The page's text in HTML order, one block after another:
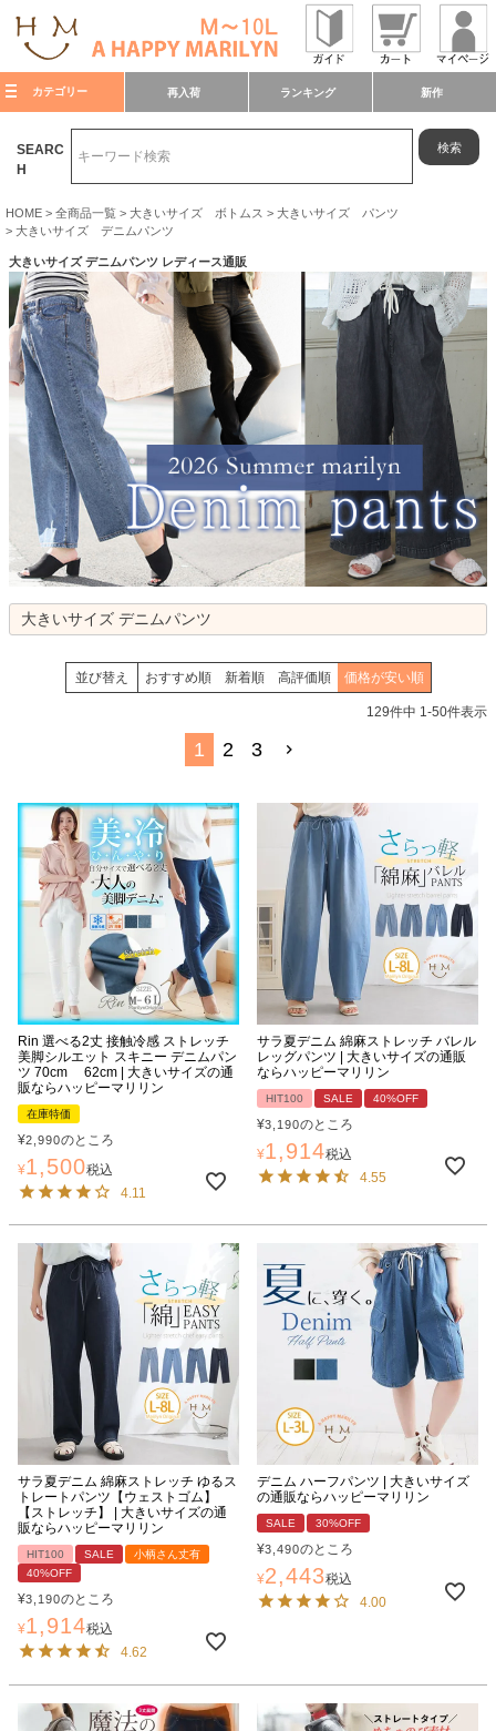
カテゴリー 再入荷 ランキング 新作
SEARC
H
検索
HOME 全商品一覧 大きいサイズ ボトムス
大きいサイズ パンツ
大きいサイズ デニムパンツ
大きいサイズ デニムパンツ レディース通販
大きいサイズ デニムパンツ
並び替え おすすめ順 新着順 高評価順 価格が安い順
129件中 1-50件表示
1 2 3
Rin 選べる2丈 接触冷感 ストレッチ
美脚シルエット スキニー デニムパン
ツ 70cm 62cm | 大きいサイズの通
販ならハッピーマリリン
在庫特価
¥2,990のところ
¥1,500税込
4.11
サラ夏デニム 綿麻ストレッチ バレル
レッグパンツ | 大きいサイズの通販
ならハッピーマリリン
HIT100 SALE 40%OFF
¥3,190のところ
¥1,914税込
4.55
サラ夏デニム 綿麻ストレッチ ゆるス
トレートパンツ【ウェストゴム】
【ストレッチ】 | 大きいサイズの通
販ならハッピーマリリン
HIT100 SALE
小柄さん丈有
40%OFF
¥3,190のところ
¥1,914税込
4.62
デニム ハーフパンツ | 大きいサイズ
の通販ならハッピーマリリン
SALE 30%OFF
¥3,490のところ
¥2,443税込
4.00